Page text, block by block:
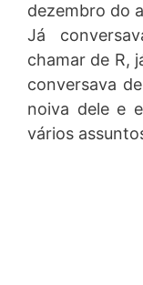
dezembro do
Já
chamar de R,
conversava
noiva dele e
vários